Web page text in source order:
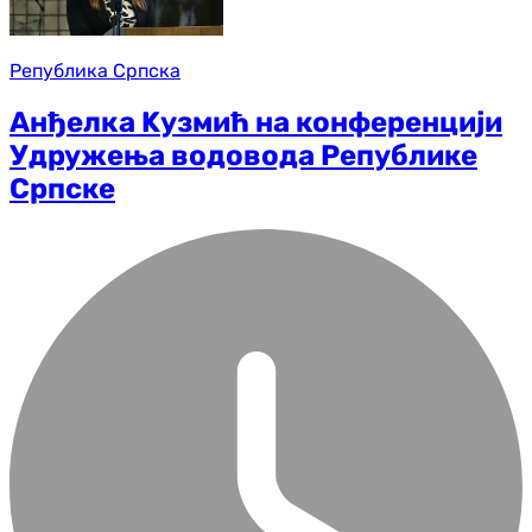
Република Српска
Анђелка Kузмић на конференцији
Удружења водовода Републике
Српске